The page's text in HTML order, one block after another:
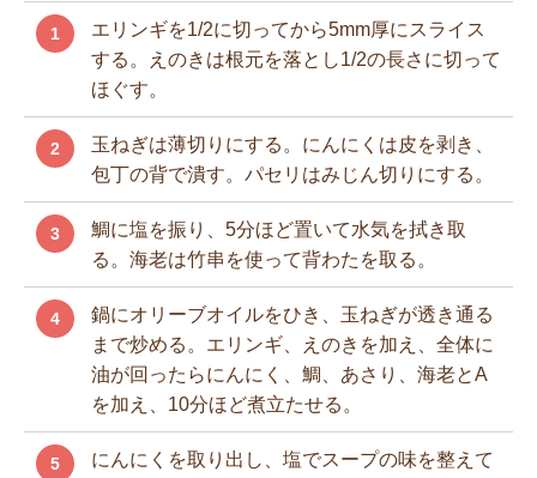
1
エリンギを1/2に切ってから5mm厚にスライス
する。えのきは根元を落とし1/2の長さに切って
ほぐす。
2
玉ねぎは薄切りにする。にんにくは皮を剥き、
包丁の背で潰す。パセリはみじん切りにする。
3
鯛に塩を振り、5分ほど置いて水気を拭き取
る。海老は竹串を使って背わたを取る。
4
鍋にオリーブオイルをひき、玉ねぎが透き通る
まで炒める。エリンギ、えのきを加え、全体に
油が回ったらにんにく、鯛、あさり、海老とA
を加え、10分ほど煮立たせる。
5
にんにくを取り出し、塩でスープの味を整えて